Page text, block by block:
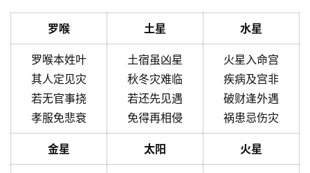
罗喉 土星 水星
罗喉本姓叶
其人定见灾
若无官事挠
孝服免悲衰
土宿虽凶星
秋冬灾难临
若还先见遇
免得再相侵
火星入命宫
疾病及宫非
破财逢外遇
祸患忌伤灾
金星 太阳 火星